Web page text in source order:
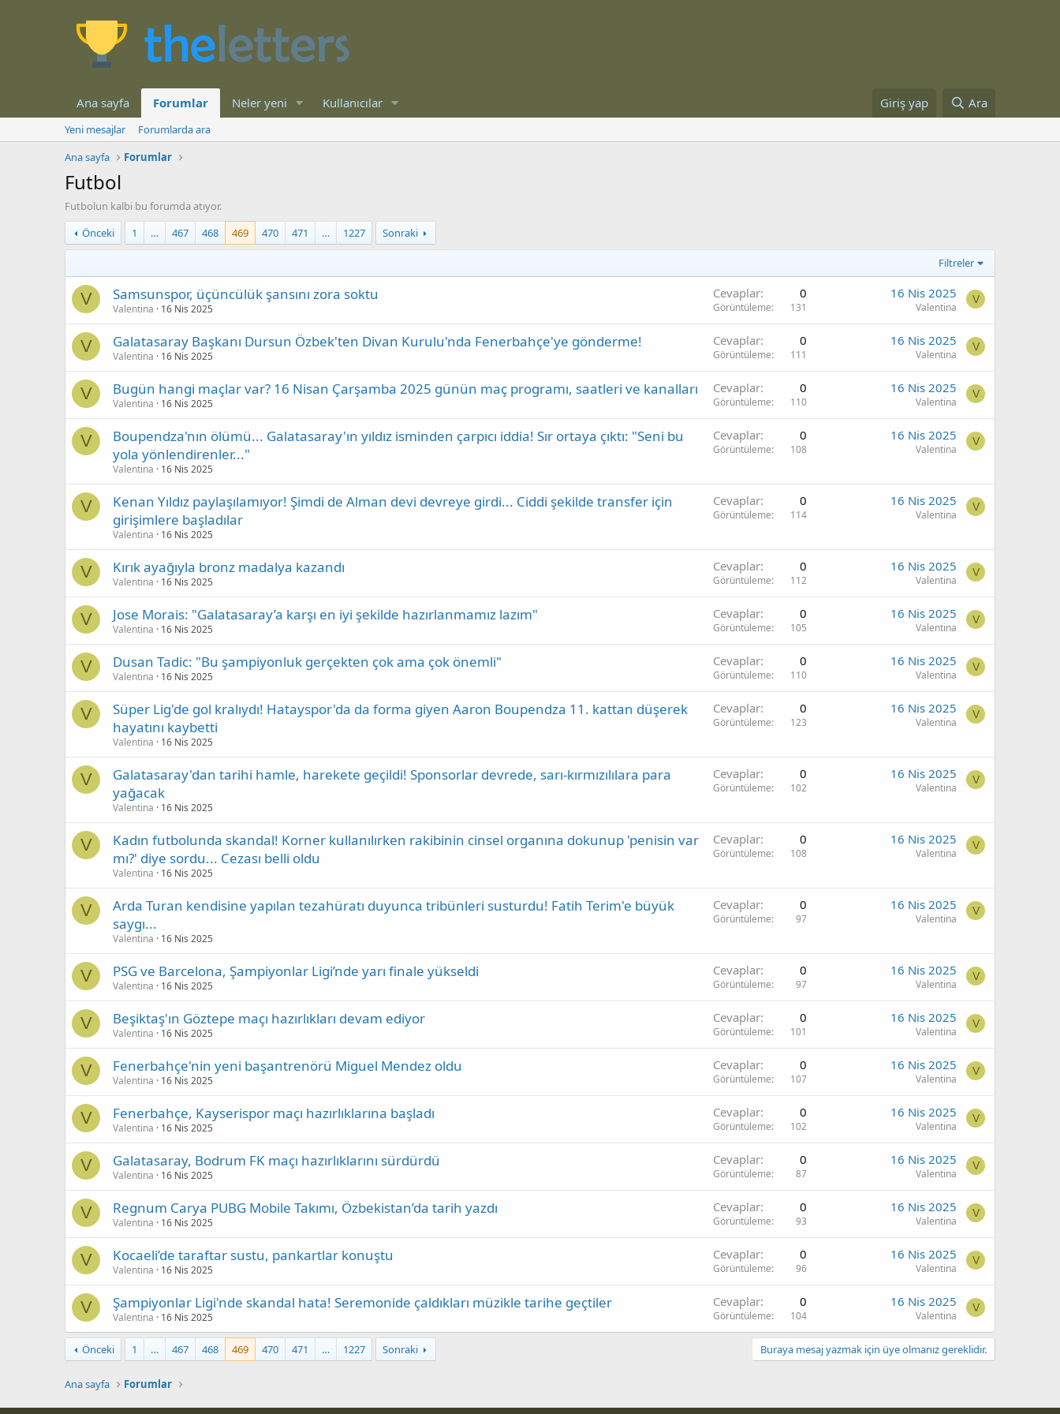
Ana sayfa Forumlar Neler yeni Kullanıcılar Giriş yap Ara
Yeni mesajlar
Forumlarda ara
Ana sayfa
Forumlar
Futbol
Futbolun kalbi bu forumda atıyor.
Önceki
1 … 467 468 469 470 471 … 1227 Sonraki
Filtreler
V Samsunspor, üçüncülük şansını zora soktu
Valentina 16 Nis 2025
Cevaplar 0
Görüntüleme 131
16 Nis 2025
Valentina
V
V Galatasaray Başkanı Dursun Özbek'ten Divan Kurulu'nda Fenerbahçe'ye gönderme!
Valentina 16 Nis 2025
Cevaplar 0
Görüntüleme 111
16 Nis 2025
Valentina
V
V Bugün hangi maçlar var? 16 Nisan Çarşamba 2025 günün maç programı, saatleri ve kanalları
Valentina 16 Nis 2025
Cevaplar 0
Görüntüleme 110
16 Nis 2025
Valentina
V
V
Boupendza'nın ölümü... Galatasaray'ın yıldız isminden çarpıcı iddia! Sır ortaya çıktı: "Seni bu
yola yönlendirenler..."
Valentina 16 Nis 2025
Cevaplar 0
Görüntüleme 108
16 Nis 2025
Valentina
V
V
Kenan Yıldız paylaşılamıyor! Şimdi de Alman devi devreye girdi... Ciddi şekilde transfer için
girişimlere başladılar
Valentina 16 Nis 2025
Cevaplar 0
Görüntüleme 114
16 Nis 2025
Valentina
V
V Kırık ayağıyla bronz madalya kazandı
Valentina 16 Nis 2025
Cevaplar 0
Görüntüleme 112
16 Nis 2025
Valentina
V
V Jose Morais: "Galatasaray’a karşı en iyi şekilde hazırlanmamız lazım"
Valentina 16 Nis 2025
Cevaplar 0
Görüntüleme 105
16 Nis 2025
Valentina
V
V Dusan Tadic: "Bu şampiyonluk gerçekten çok ama çok önemli"
Valentina 16 Nis 2025
Cevaplar 0
Görüntüleme 110
16 Nis 2025
Valentina
V
V
Süper Lig'de gol kralıydı! Hatayspor'da da forma giyen Aaron Boupendza 11. kattan düşerek
hayatını kaybetti
Valentina 16 Nis 2025
Cevaplar 0
Görüntüleme 123
16 Nis 2025
Valentina
V
V
Galatasaray'dan tarihi hamle, harekete geçildi! Sponsorlar devrede, sarı-kırmızılılara para
yağacak
Valentina 16 Nis 2025
Cevaplar 0
Görüntüleme 102
16 Nis 2025
Valentina
V
V
Kadın futbolunda skandal! Korner kullanılırken rakibinin cinsel organına dokunup 'penisin var
mı?' diye sordu... Cezası belli oldu
Valentina 16 Nis 2025
Cevaplar 0
Görüntüleme 108
16 Nis 2025
Valentina
V
V
Arda Turan kendisine yapılan tezahüratı duyunca tribünleri susturdu! Fatih Terim'e büyük
saygı...
Valentina 16 Nis 2025
Cevaplar 0
Görüntüleme 97
16 Nis 2025
Valentina
V
V PSG ve Barcelona, Şampiyonlar Ligi’nde yarı finale yükseldi
Valentina 16 Nis 2025
Cevaplar 0
Görüntüleme 97
16 Nis 2025
Valentina
V
V Beşiktaş'ın Göztepe maçı hazırlıkları devam ediyor
Valentina 16 Nis 2025
Cevaplar 0
Görüntüleme 101
16 Nis 2025
Valentina
V
V Fenerbahçe'nin yeni başantrenörü Miguel Mendez oldu
Valentina 16 Nis 2025
Cevaplar 0
Görüntüleme 107
16 Nis 2025
Valentina
V
V Fenerbahçe, Kayserispor maçı hazırlıklarına başladı
Valentina 16 Nis 2025
Cevaplar 0
Görüntüleme 102
16 Nis 2025
Valentina
V
V Galatasaray, Bodrum FK maçı hazırlıklarını sürdürdü
Valentina 16 Nis 2025
Cevaplar 0
Görüntüleme 87
16 Nis 2025
Valentina
V
V Regnum Carya PUBG Mobile Takımı, Özbekistan’da tarih yazdı
Valentina 16 Nis 2025
Cevaplar 0
Görüntüleme 93
16 Nis 2025
Valentina
V
V Kocaeli’de taraftar sustu, pankartlar konuştu
Valentina 16 Nis 2025
Cevaplar 0
Görüntüleme 96
16 Nis 2025
Valentina
V
V Şampiyonlar Ligi'nde skandal hata! Seremonide çaldıkları müzikle tarihe geçtiler
Valentina 16 Nis 2025
Cevaplar 0
Görüntüleme 104
16 Nis 2025
Valentina
V
Önceki 1 … 467 468 469 470 471 … 1227 Sonraki Buraya mesaj yazmak için üye olmanız gereklidir.
Ana sayfa Forumlar